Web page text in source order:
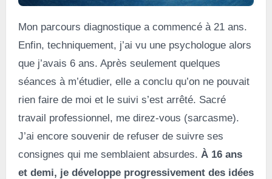
Mon parcours diagnostique a commencé à 21 ans.
Enfin, techniquement, j’ai vu une psychologue alors
que j’avais 6 ans. Après seulement quelques
séances à m’étudier, elle a conclu qu’on ne pouvait
rien faire de moi et le suivi s’est arrêté. Sacré
travail professionnel, me direz-vous (sarcasme).
J’ai encore souvenir de refuser de suivre ses
consignes qui me semblaient absurdes. À 16 ans
et demi, je développe progressivement des idées